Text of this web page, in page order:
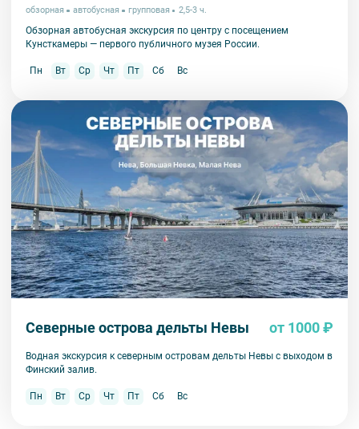
обзорная автобусная групповая 2,5-3 ч.
Обзорная автобусная экскурсия по центру с посещением
Кунсткамеры — первого публичного музея России.
Пн Вт Ср Чт Пт Сб Вс
Северные острова дельты Невы от 1000 ₽
Водная экскурсия к северным островам дельты Невы с выходом в
Финский залив.
Пн Вт Ср Чт Пт Сб Вс